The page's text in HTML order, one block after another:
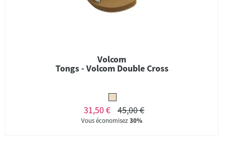
Volcom
Tongs - Volcom Double Cross
31,50 € 45,00 €
Vous économisez30%